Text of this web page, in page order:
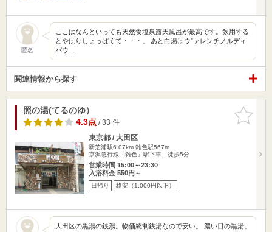
匿名
ここはなんといっても天然食塩泉露天風呂が最高です。飲用する
とやはりしょっぱくて・・・。 あと白湯はウ”ァレンチノルディ
パウ…
関連情報から探す
お気に入
りに追加
照の湯(てるのゆ）
4.3点/ 33 件
東京都 / 大田区
新芝浦駅6.07km 雑色駅567m
京浜急行線「雑色」駅下車、徒歩5分
営業時間 15:00～23:30
入浴料金 550円～
日帰り 格安（1,000円以下）
大田区の黒湯の銭湯。物価統制銭湯なので安い。 濃い目の黒湯。